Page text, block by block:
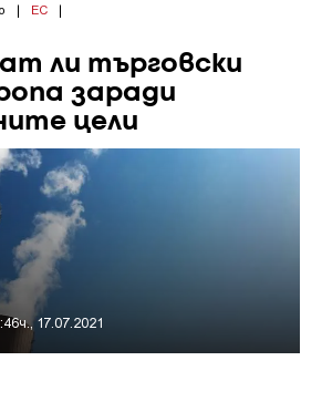
| ЕС |
ли търговски
заради
цели
17.07.2021